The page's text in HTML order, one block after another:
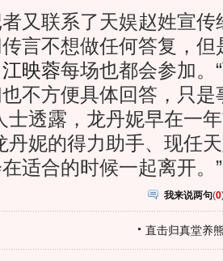
联系了天娱赵姓宣传
言不想做任何答复，但
江映蓉每场也都会参加。
不方便具体回答，只是
士透露，龙丹妮早在一
丹妮的得力助手、现任
适合的时候一起离开。”
我来说两句(0
直击归真堂养